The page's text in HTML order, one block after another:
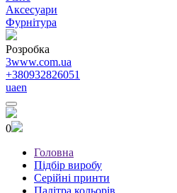
Аксесуари
Фурнітура
Розробка
3www.com.ua
+380932826051
uaen
0
Головна
Підбір виробу
Серійні принти
Палітра кольорів